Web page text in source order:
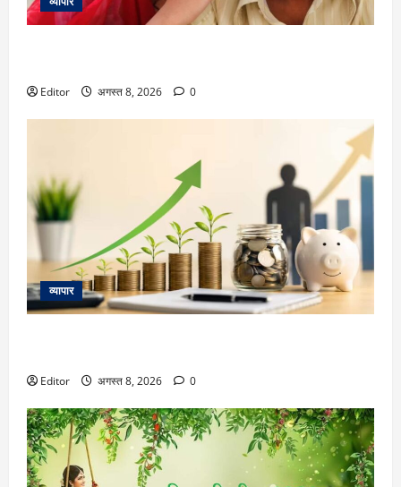
Editor अगस्त 8, 2026 0
व्यापार
Editor अगस्त 8, 2026 0